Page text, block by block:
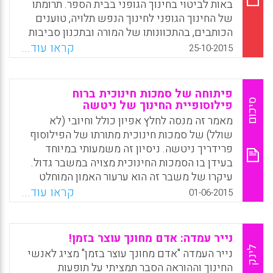
באות לביטוי בחינוך הגופני בבית הספר. תרומתו
של החינוך הגופני לחינוך הנפש תלויה, טוענים
הכותבים, בהתכוונותו של המורה ובתכנון סביבות
הלמידה (רוני לידור, יצחק רם).
WhatsApp
Facebook
Email
X
25-10-2015 קראו עוד...
סיכום
פיתוחה של סמכות חינוכית ברוח
פילוסופיית החינוך של ניטשה
מאמר זה מנסה לחלץ אפיון כולל וחיובי (לא
שולל) של סמכות חינוכית מתורתו של הפילוסוף
פרידריך ניטשה. ניסיון זה משמעותי במיוחד
בעידן בו הסמכות החינוכית מצויה במשבר גדול.
עיקרו של משבר זה הוא ערעור האמון המוחלט
בתבונה, במדע ובקידמה – ערעור שנעשה על-ידי
ניטשה (ניטשה, 1999א, 1999ב) ומשתלב גם
ברוח התקופה. הסמכות החינוכית דינמית
ומתפתחת. היא מופיעה כסמכות חיצונית, שקיימת
אצל מחנך אותנטי וראוי, עוברת דרך סמכות
עצמאית ואותנטית אצל המתחנך, המשתחרר
01-06-2015 קראו עוד...
לינק
נייר עמדה: אדם מחונך עוצר בזמן!
נייר העמדה "אדם מחונך עוצר בזמן" מציג לאנשי
החינוך וההוראה הסבר תמציתי על תופעות